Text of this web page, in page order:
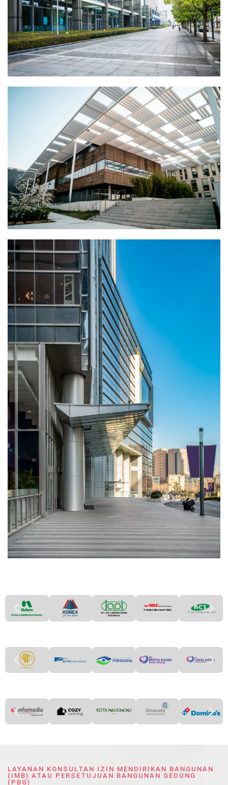
LAYANAN KONSULTAN IZIN MENDIRIKAN BANGUNAN
(IMB) ATAU PERSETUJUAN BANGUNAN GEDUNG
(PBG)